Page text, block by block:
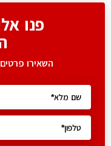
פנו
השאירו